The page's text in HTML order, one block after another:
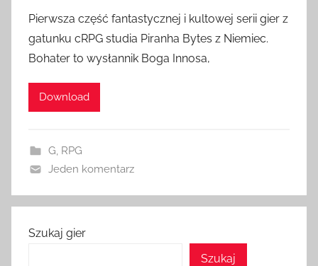
Pierwsza część fantastycznej i kultowej serii gier z
gatunku cRPG studia Piranha Bytes z Niemiec.
Bohater to wysłannik Boga Innosa,
Download
G RPG
Jeden komentarz
Szukaj gier
Szukaj